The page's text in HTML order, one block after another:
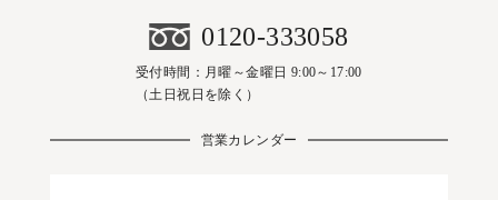
0120-333058
受付時間：月曜～金曜日 9:00～17:00
（土日祝日を除く）
営業カレンダー